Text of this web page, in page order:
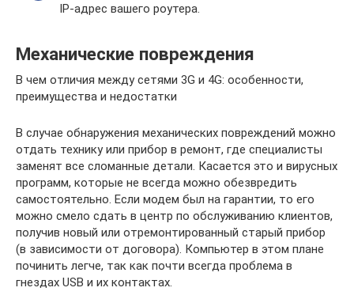
IP-адрес вашего роутера.
Механические повреждения
В чем отличия между сетями 3G и 4G: особенности,
преимущества и недостатки
В случае обнаружения механических повреждений можно
отдать технику или прибор в ремонт, где специалисты
заменят все сломанные детали. Касается это и вирусных
программ, которые не всегда можно обезвредить
самостоятельно. Если модем был на гарантии, то его
можно смело сдать в центр по обслуживанию клиентов,
получив новый или отремонтированный старый прибор
(в зависимости от договора). Компьютер в этом плане
починить легче, так как почти всегда проблема в
гнездах USB и их контактах.